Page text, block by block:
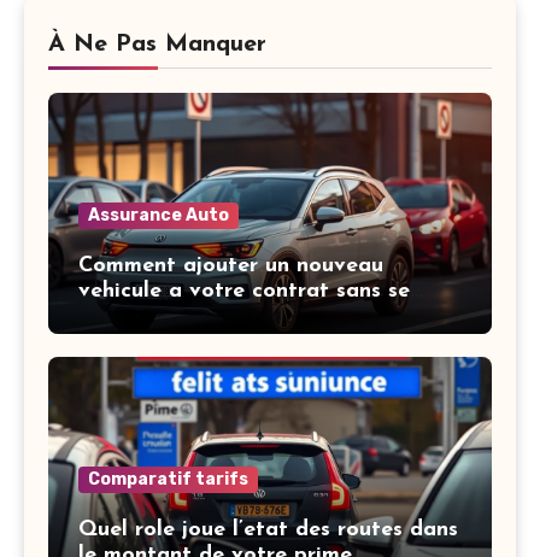
À Ne Pas Manquer
Assurance Auto
Comment ajouter un nouveau
vehicule a votre contrat sans se
tromper
Comparatif tarifs
Quel role joue l’etat des routes dans